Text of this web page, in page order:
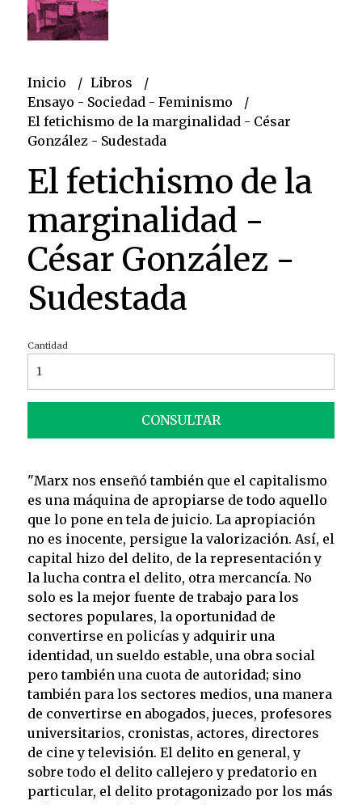
Inicio
Libros
Ensayo - Sociedad - Feminismo
El fetichismo de la marginalidad - César
González - Sudestada
El fetichismo de la
marginalidad -
César González -
Sudestada
Cantidad
CONSULTAR
"Marx nos enseñó también que el capitalismo
es una máquina de apropiarse de todo aquello
que lo pone en tela de juicio. La apropiación
no es inocente, persigue la valorización. Así, el
capital hizo del delito, de la representación y
la lucha contra el delito, otra mercancía. No
solo es la mejor fuente de trabajo para los
sectores populares, la oportunidad de
convertirse en policías y adquirir una
identidad, un sueldo estable, una obra social
pero también una cuota de autoridad; sino
también para los sectores medios, una manera
de convertirse en abogados, jueces, profesores
universitarios, cronistas, actores, directores
de cine y televisión. El delito en general, y
sobre todo el delito callejero y predatorio en
particular, el delito protagonizado por los más